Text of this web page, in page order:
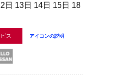
日 13日 14日 15日 18
ス アイコンの説明